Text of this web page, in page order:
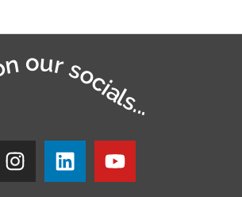
our socials...